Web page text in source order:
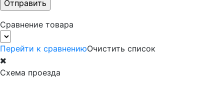
Сравнение товара
Перейти к сравнениюОчистить список
Схема проезда